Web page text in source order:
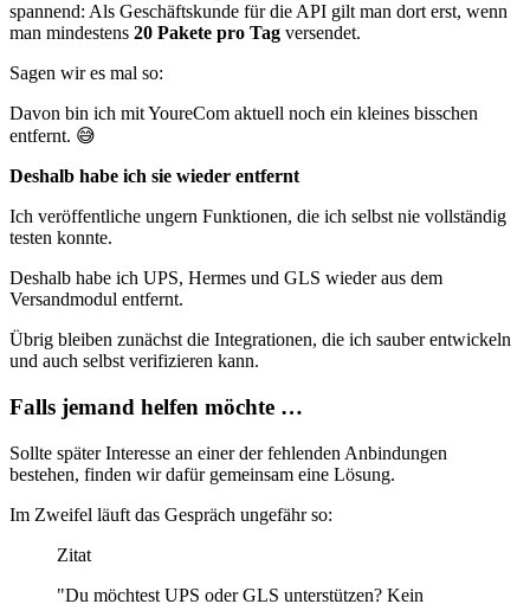
spannend: Als Geschäftskunde für die API gilt man dort erst, wenn
man mindestens 20 Pakete pro Tag versendet.
Sagen wir es mal so:
Davon bin ich mit YoureCom aktuell noch ein kleines bisschen
entfernt. 😅
Deshalb habe ich sie wieder entfernt
Ich veröffentliche ungern Funktionen, die ich selbst nie vollständig
testen konnte.
Deshalb habe ich UPS, Hermes und GLS wieder aus dem
Versandmodul entfernt.
Übrig bleiben zunächst die Integrationen, die ich sauber entwickeln
und auch selbst verifizieren kann.
Falls jemand helfen möchte …
Sollte später Interesse an einer der fehlenden Anbindungen
bestehen, finden wir dafür gemeinsam eine Lösung.
Im Zweifel läuft das Gespräch ungefähr so:
Zitat
"Du möchtest UPS oder GLS unterstützen? Kein